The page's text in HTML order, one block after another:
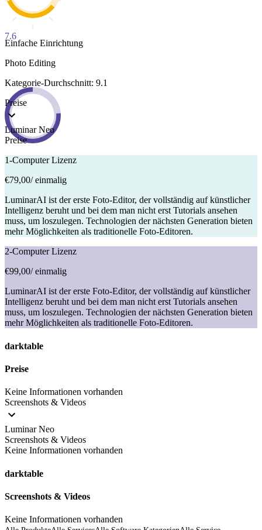
7.6
Einfache Einrichtung
Photo Editing
Kategorie-Durchschnitt: 9.1
Preise
Luminar Neo
Preise
1-Computer Lizenz
€79,00/ einmalig
LuminarAI ist der erste Foto-Editor, der vollständig auf künstlicher
Intelligenz beruht und bei dem man nicht erst Tutorials ansehen
muss, um loszulegen. Technologien der nächsten Generation bieten
mehr Möglichkeiten als traditionelle Foto-Editoren.
2-Computer Lizenz
€99,00/ einmalig
LuminarAI ist der erste Foto-Editor, der vollständig auf künstlicher
Intelligenz beruht und bei dem man nicht erst Tutorials ansehen
muss, um loszulegen. Technologien der nächsten Generation bieten
mehr Möglichkeiten als traditionelle Foto-Editoren.
darktable
Preise
Keine Informationen vorhanden
Screenshots & Videos
Luminar Neo
Screenshots & Videos
Keine Informationen vorhanden
darktable
Screenshots & Videos
Keine Informationen vorhanden